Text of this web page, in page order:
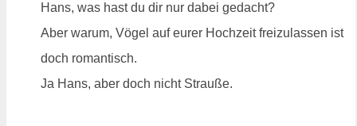
Hans, was hast du dir nur dabei gedacht?
Aber warum, Vögel auf eurer Hochzeit freizulassen ist
doch romantisch.
Ja Hans, aber doch nicht Strauße.